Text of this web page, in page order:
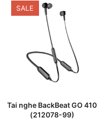
SALE
Tai nghe BackBeat GO 410
(212078-99)